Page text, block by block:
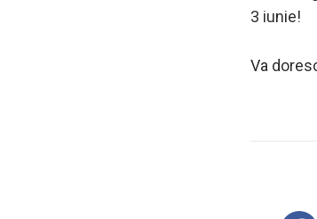
3 iunie!
Va